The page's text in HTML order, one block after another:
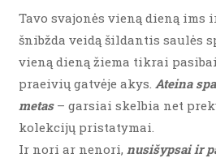
Tavo svajonės vieną dieną
šnibžda veidą šildantis saulės
vieną dieną žiema tikrai
praeivių gatvėje akys. Ateina
metas– garsiai skelbia net
kolekcijų pristatymai.
Ir nori ar nenori, nusišypsai ir